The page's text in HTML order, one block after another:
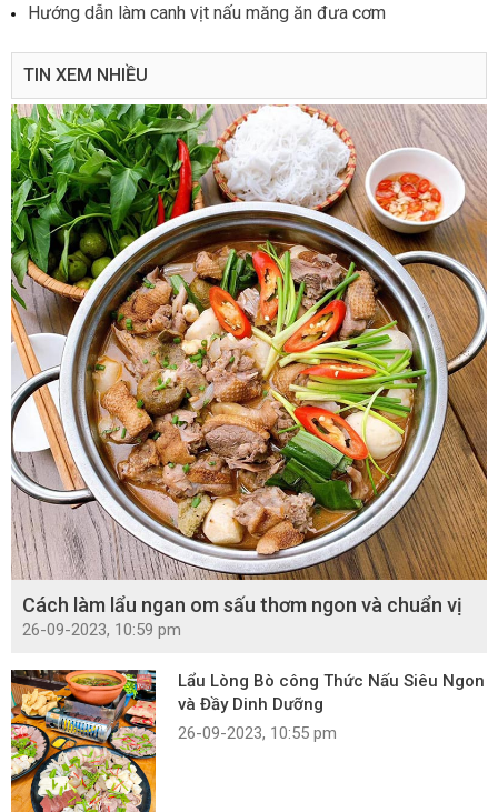
Hướng dẫn làm canh vịt nấu măng ăn đưa cơm
TIN XEM NHIỀU
Cách làm lẩu ngan om sấu thơm ngon và chuẩn vị
26-09-2023, 10:59 pm
Lẩu Lòng Bò công Thức Nấu Siêu Ngon
và Đầy Dinh Dưỡng
26-09-2023, 10:55 pm